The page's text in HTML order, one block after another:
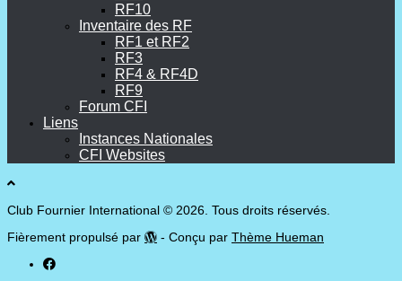
RF10
Inventaire des RF
RF1 et RF2
RF3
RF4 & RF4D
RF9
Forum CFI
Liens
Instances Nationales
CFI Websites
Club Fournier International © 2026. Tous droits réservés.
Fièrement propulsé par
- Conçu par Thème Hueman